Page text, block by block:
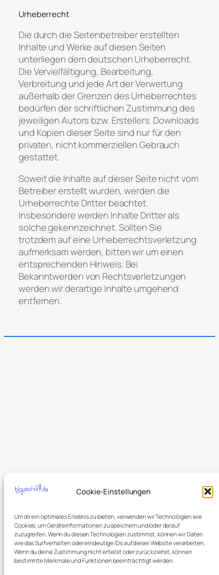
Cookie-Einstellungen
Um dir ein optimales Erlebnis zu bieten, verwenden wir Technologien wie
Cookies, um Geräteinformationen zu speichern und/oder darauf
zuzugreifen. Wenn du diesen Technologien zustimmst, können wir Daten
wie das Surfverhalten oder eindeutige IDs auf dieser Website verarbeiten.
Wenn du deine Zustimmung nicht erteilst oder zurückziehst, können
bestimmte Merkmale und Funktionen beeinträchtigt werden.
Urheberrecht
Die durch die Seitenbetreiber erstellten
Inhalte und Werke auf diesen Seiten
unterliegen dem deutschen Urheberrecht.
Die Vervielfältigung, Bearbeitung,
Verbreitung und jede Art der Verwertung
außerhalb der Grenzen des Urheberrechtes
bedürfen der schriftlichen Zustimmung des
jeweiligen Autors bzw. Erstellers. Downloads
und Kopien dieser Seite sind nur für den
privaten, nicht kommerziellen Gebrauch
gestattet.
Soweit die Inhalte auf dieser Seite nicht vom
Betreiber erstellt wurden, werden die
Urheberrechte Dritter beachtet.
Insbesondere werden Inhalte Dritter als
solche gekennzeichnet. Sollten Sie
trotzdem auf eine Urheberrechtsverletzung
aufmerksam werden, bitten wir um einen
entsprechenden Hinweis. Bei
Bekanntwerden von Rechtsverletzungen
werden wir derartige Inhalte umgehend
entfernen.